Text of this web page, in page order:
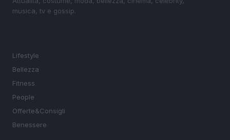
musica, tv e gossip.
Lifestyle
Bellezza
Fitness
People
Offerte&Consigli
Benessere